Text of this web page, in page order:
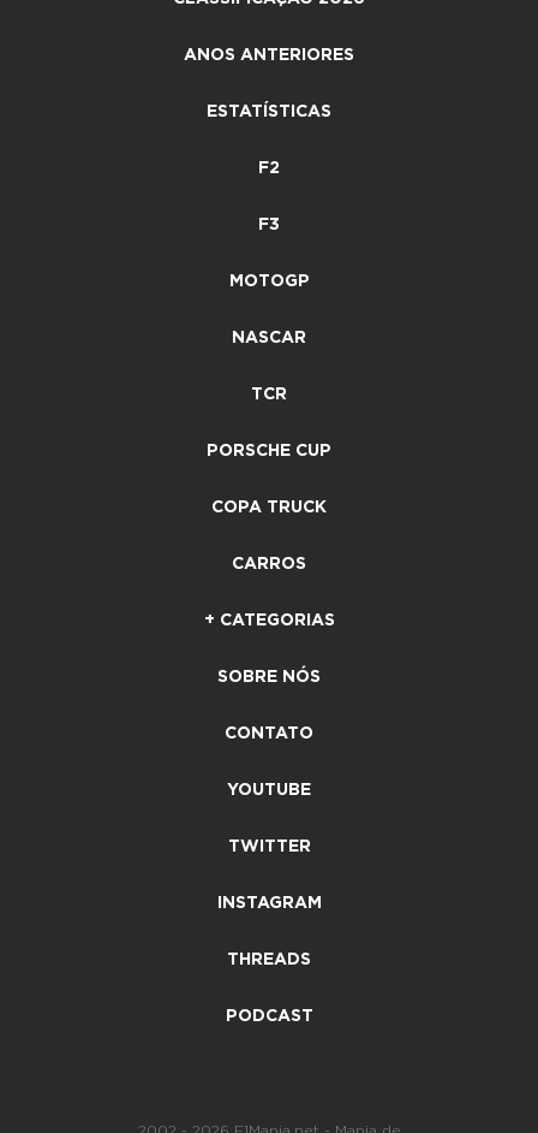
ANOS ANTERIORES
ESTATÍSTICAS
F2
F3
MOTOGP
NASCAR
TCR
PORSCHE CUP
COPA TRUCK
CARROS
+ CATEGORIAS
SOBRE NÓS
CONTATO
YOUTUBE
TWITTER
INSTAGRAM
THREADS
PODCAST
2002 - 2026 F1Mania.net - Mania de